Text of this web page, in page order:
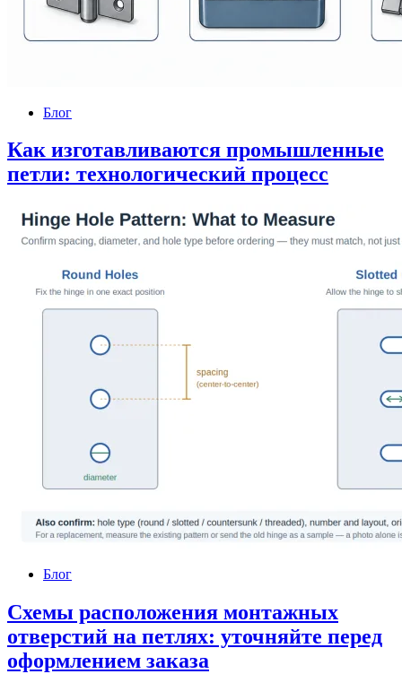
Блог
Как изготавливаются промышленные
петли: технологический процесс
Блог
Схемы расположения монтажных
отверстий на петлях: уточняйте перед
оформлением заказа